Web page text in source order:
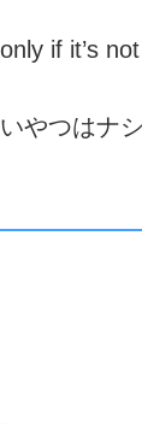
if it’s
やつはナシ